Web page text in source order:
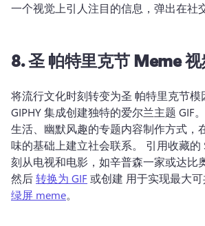
一个视觉上引人注目的信息，弹出在社
8.圣帕特里克节 Meme
将流行文化时刻转变为圣 帕特里克节模
GIPHY 集成创建独特的爱尔兰主题 GIF。
生活、幽默风趣的专题内容制作方式，
味的基础上建立社会联系。 引用收藏的
刻从电视和电影，如辛普森一家或达比
然后 转换为 GIF 或创建 用于实现最大
绿屏 meme。